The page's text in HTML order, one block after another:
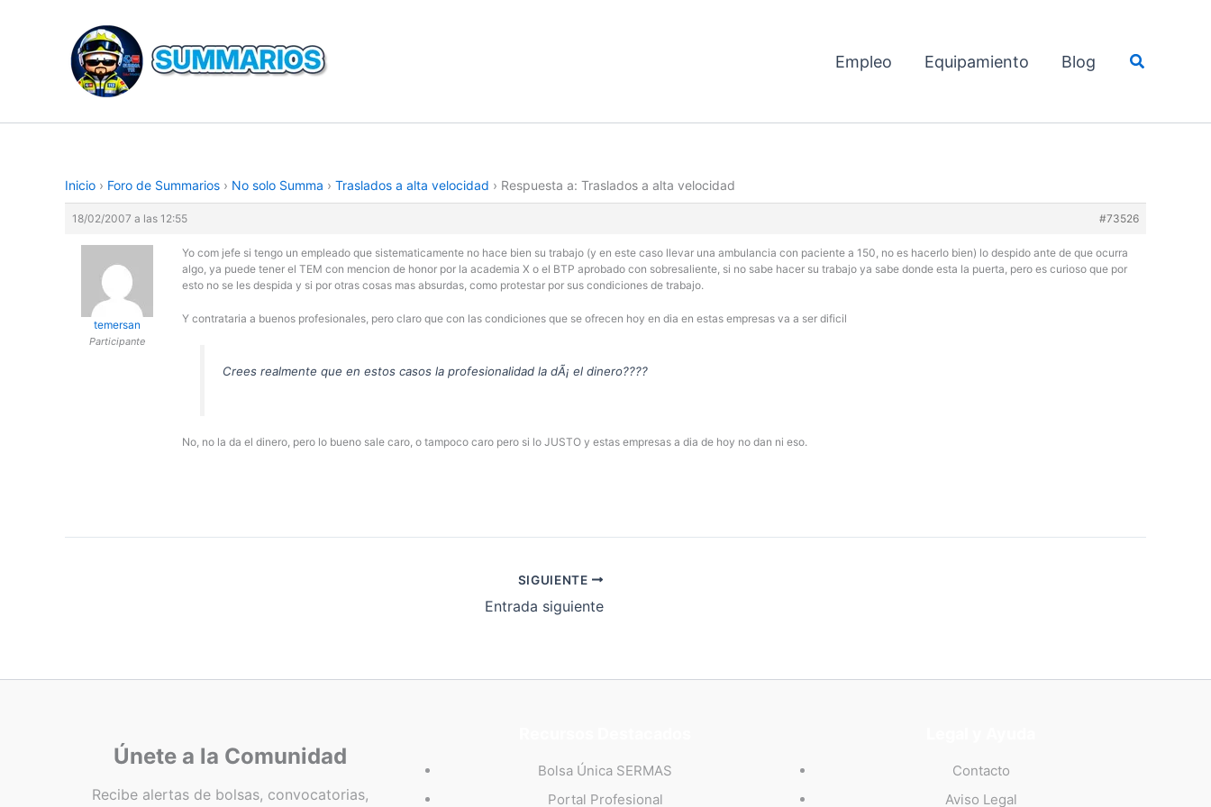
contenido
Empleo Equipamiento Blog Buscar
Inicio › Foro de Summarios › No solo Summa › Traslados a alta velocidad › Respuesta a: Traslados a alta velocidad
18/02/2007 a las 12:55 #73526
temersan
Participante
Yo com jefe si tengo un empleado que sistematicamente no hace bien su trabajo (y en este caso llevar una ambulancia con paciente a 150, no es hacerlo bien) lo despido ante de que ocurra
algo, ya puede tener el TEM con mencion de honor por la academia X o el BTP aprobado con sobresaliente, si no sabe hacer su trabajo ya sabe donde esta la puerta, pero es curioso que por
esto no se les despida y si por otras cosas mas absurdas, como protestar por sus condiciones de trabajo.
Y contrataria a buenos profesionales, pero claro que con las condiciones que se ofrecen hoy en dia en estas empresas va a ser dificil
Crees realmente que en estos casos la profesionalidad la dÃ¡ el dinero????
No, no la da el dinero, pero lo bueno sale caro, o tampoco caro pero si lo JUSTO y estas empresas a dia de hoy no dan ni eso.
SIGUIENTE
Entrada siguiente
Únete a la Comunidad
Recibe alertas de bolsas, convocatorias,
Bolsa Única SERMAS
Portal Profesional
Contacto
Aviso Legal